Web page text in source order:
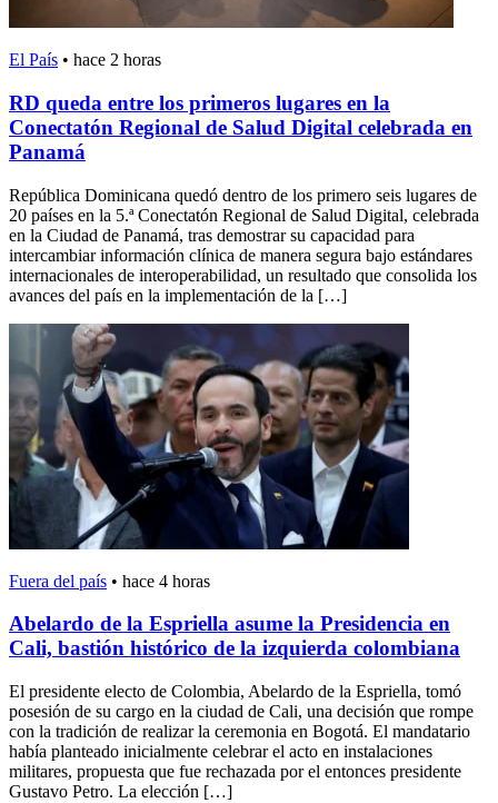
El País • hace 2 horas
RD queda entre los primeros lugares en la
Conectatón Regional de Salud Digital celebrada en
Panamá
República Dominicana quedó dentro de los primero seis lugares de
20 países en la 5.ª Conectatón Regional de Salud Digital, celebrada
en la Ciudad de Panamá, tras demostrar su capacidad para
intercambiar información clínica de manera segura bajo estándares
internacionales de interoperabilidad, un resultado que consolida los
avances del país en la implementación de la […]
Fuera del país • hace 4 horas
Abelardo de la Espriella asume la Presidencia en
Cali, bastión histórico de la izquierda colombiana
El presidente electo de Colombia, Abelardo de la Espriella, tomó
posesión de su cargo en la ciudad de Cali, una decisión que rompe
con la tradición de realizar la ceremonia en Bogotá. El mandatario
había planteado inicialmente celebrar el acto en instalaciones
militares, propuesta que fue rechazada por el entonces presidente
Gustavo Petro. La elección […]